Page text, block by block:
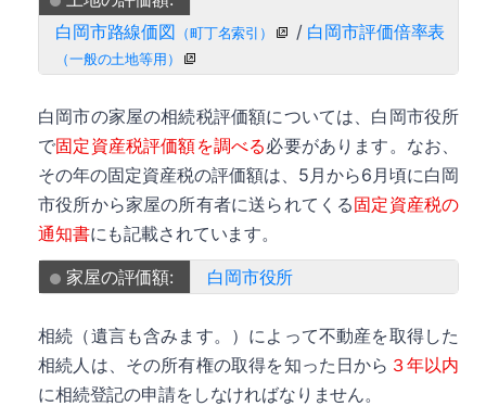
白岡市路線価図 （町丁名索引） / 白岡市評価倍率表
（一般の土地等用）
白岡市の家屋の相続税評価額については、白岡市役所
で固定資産税評価額を調べる必要があります。なお、
その年の固定資産税の評価額は、5月から6月頃に白岡
市役所から家屋の所有者に送られてくる固定資産税の
通知書にも記載されています。
家屋の評価額:
白岡市役所
相続（遺言も含みます。）によって不動産を取得した
相続人は、その所有権の取得を知った日から ３年以内
に相続登記の申請をしなければなりません。